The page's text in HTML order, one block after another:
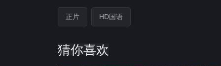
正片 HD国语
猜你喜欢